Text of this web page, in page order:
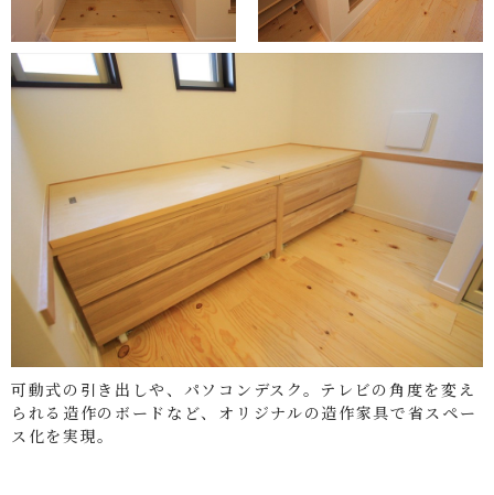
可動式の引き出しや、パソコンデスク。テレビの角度を変え
られる造作のボードなど、オリジナルの造作家具で省スペー
ス化を実現。